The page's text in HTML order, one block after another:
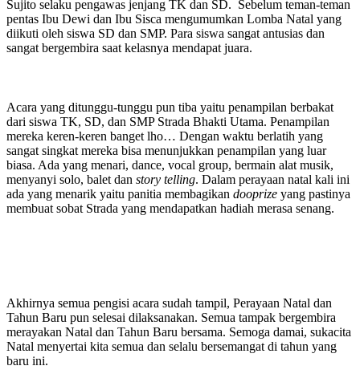
Sujito selaku pengawas jenjang TK dan SD. Sebelum teman-teman
pentas Ibu Dewi dan Ibu Sisca mengumumkan Lomba Natal yang
diikuti oleh siswa SD dan SMP. Para siswa sangat antusias dan
sangat bergembira saat kelasnya mendapat juara.
Acara yang ditunggu-tunggu pun tiba yaitu penampilan berbakat
dari siswa TK, SD, dan SMP Strada Bhakti Utama. Penampilan
mereka keren-keren banget lho… Dengan waktu berlatih yang
sangat singkat mereka bisa menunjukkan penampilan yang luar
biasa. Ada yang menari, dance, vocal group, bermain alat musik,
menyanyi solo, balet dan story telling. Dalam perayaan natal kali ini
ada yang menarik yaitu panitia membagikan dooprize yang pastinya
membuat sobat Strada yang mendapatkan hadiah merasa senang.
Akhirnya semua pengisi acara sudah tampil, Perayaan Natal dan
Tahun Baru pun selesai dilaksanakan. Semua tampak bergembira
merayakan Natal dan Tahun Baru bersama. Semoga damai, sukacita
Natal menyertai kita semua dan selalu bersemangat di tahun yang
baru ini.